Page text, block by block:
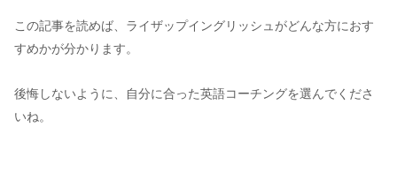
この記事を読めば、ライザップイングリッシュがどんな方におす
すめかが分かります。
後悔しないように、自分に合った英語コーチングを選んでくださ
いね。